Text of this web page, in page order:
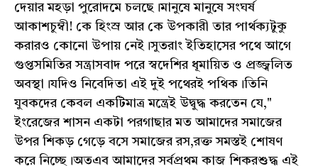
দেয়ার মহড়া পুরোদমে চলছে।মানুষে মানুষে সংঘর্ষ
আকাশচুম্বী! কে হিংস্র আর কে উপকারী তার পার্থক্যটুকু
করারও কোনো উপায় নেই।সুতরাং ইতিহাসের পথে আগে
গুপ্তসমিতির সন্ত্রাসবাদ পরে স্বদেশির ধূমায়িত ও প্রজ্জ্বলিত
অবস্থা।যদিও নিবেদিতা এই দুই পথেরই পথিক।তিনি
যুবকদের কেবল একটিমাত্র মন্ত্রেই উদ্বুদ্ধ করতেন যে,"
ইংরেজের শাসন একটা পরগাছার মত আমাদের সমাজের
উপর শিকড় গেড়ে বসে সমাজের রস,রক্ত সমস্তই শোষণ
করে নিচ্ছে।অতএব আমাদের সর্বপ্রথম কাজ শিকরশুদ্ধ এই